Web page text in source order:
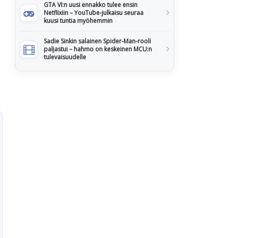
GTA VI:n uusi ennakko tulee ensin
Netflixiin – YouTube-julkaisu seuraa
kuusi tuntia myöhemmin
Sadie Sinkin salainen Spider-Man-rooli
paljastui – hahmo on keskeinen MCU:n
tulevaisuudelle